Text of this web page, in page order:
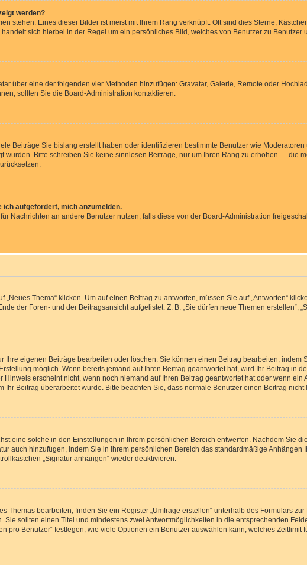
werden?
stehen. Eines dieser Bilder ist meist mit Ihrem Rang verknüpft: Oft sind dies Sterne,
sich hierbei in der Regel um ein persönliches Bild, welches von Benutzer zu Benutzer
über eine der folgenden vier Methoden hinzufügen: Gravatar, Galerie, Remote oder
sollten Sie die Board-Administration kontaktieren.
Beiträge Sie bislang erstellt haben oder identifizieren bestimmte Benutzer wie
wurden. Bitte schreiben Sie keine sinnlosen Beiträge, nur um Ihren Rang zu erhöhen — die
ich aufgefordert, mich anzumelden.
Nachrichten an andere Benutzer nutzen, falls diese von der Board-Administration
Thema“ klicken. Um auf einen Beitrag zu antworten, müssen Sie auf „Antworten“
der Foren- und der Beitragsansicht aufgelistet. Z. B. „Sie dürfen neue Themen erstellen“,
Ihre eigenen Beiträge bearbeiten oder löschen. Sie können einen Beitrag bearbeiten, indem
möglich. Wenn bereits jemand auf Ihren Beitrag geantwortet hat, wird Ihr Beitrag in
erscheint nicht, wenn noch niemand auf Ihren Beitrag geantwortet hat oder wenn
Beitrag überarbeitet wurde. Bitte beachten Sie, dass normale Benutzer einen Beitrag
eine solche in den Einstellungen in Ihrem persönlichen Bereich entwerfen. Nachdem Sie
auch hinzufügen, indem Sie in Ihrem persönlichen Bereich das standardmäßige
„Signatur anhängen“ wieder deaktivieren.
Themas bearbeiten, finden Sie ein Register „Umfrage erstellen“ unterhalb des Formulars
sollten einen Titel und mindestens zwei Antwortmöglichkeiten in die entsprechenden
pro Benutzer“ festlegen, wie viele Optionen ein Benutzer auswählen kann, welches